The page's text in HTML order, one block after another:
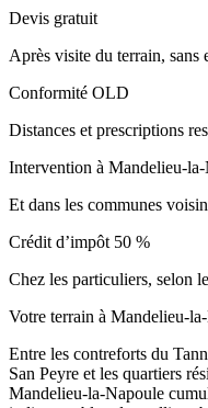
Devis gratuit
Après visite du terrain, sans
Conformité OLD
Distances et prescriptions
Intervention à Mandelieu-
Et dans les communes
Crédit d’impôt 50 %
Chez les particuliers, selon
Votre terrain à Mandelieu-
Entre les contreforts du
San Peyre et les quartiers
Mandelieu-la-Napoule